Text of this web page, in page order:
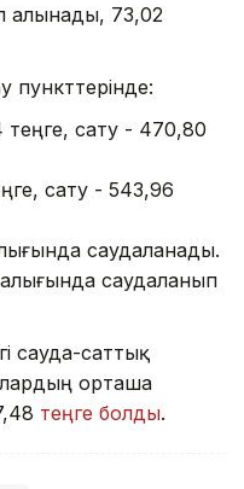
алынады, 73,02
сату - 470,80
сату - 543,96
саудаланады.
саудаланып
сауда-саттық
орташа
теңге болды.